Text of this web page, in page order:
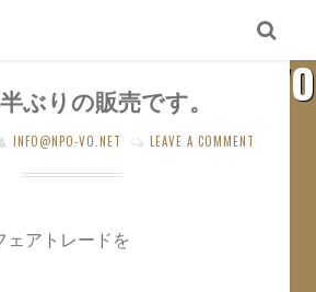
活動法人 札幌VO
ぶりの販売です。
INFO@NPO-VO.NET LEAVE A COMMENT
ェアトレードを